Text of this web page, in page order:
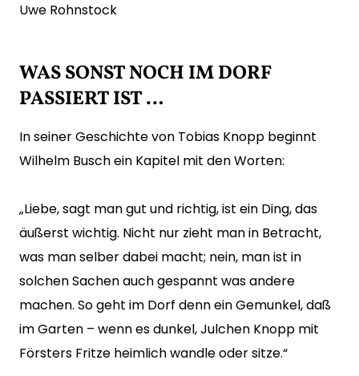
Uwe Rohnstock
WAS SONST NOCH IM DORF
PASSIERT IST …
In seiner Geschichte von Tobias Knopp beginnt
Wilhelm Busch ein Kapitel mit den Worten:
„Liebe, sagt man gut und richtig, ist ein Ding, das
äußerst wichtig. Nicht nur zieht man in Betracht,
was man selber dabei macht; nein, man ist in
solchen Sachen auch gespannt was andere
machen. So geht im Dorf denn ein Gemunkel, daß
im Garten – wenn es dunkel, Julchen Knopp mit
Försters Fritze heimlich wandle oder sitze.“